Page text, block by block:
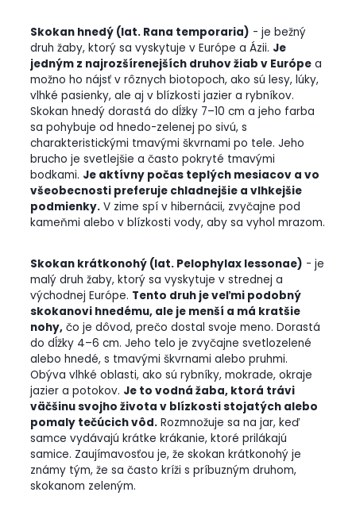
Skokan hnedý (lat. Rana temporaria) - je bežný
druh žaby, ktorý sa vyskytuje v Európe a Ázii. Je
jedným z najrozšírenejších druhov žiab v Európe a
možno ho nájsť v rôznych biotopoch, ako sú lesy, lúky,
vlhké pasienky, ale aj v blízkosti jazier a rybníkov.
Skokan hnedý dorastá do dĺžky 7–10 cm a jeho farba
sa pohybuje od hnedo-zelenej po sivú, s
charakteristickými tmavými škvrnami po tele. Jeho
brucho je svetlejšie a často pokryté tmavými
bodkami. Je aktívny počas teplých mesiacov a vo
všeobecnosti preferuje chladnejšie a vlhkejšie
podmienky. V zime spí v hibernácii, zvyčajne pod
kameňmi alebo v blízkosti vody, aby sa vyhol mrazom.
Skokan krátkonohý (lat. Pelophylax lessonae) - je
malý druh žaby, ktorý sa vyskytuje v strednej a
východnej Európe. Tento druh je veľmi podobný
skokanovi hnedému, ale je menší a má kratšie
nohy, čo je dôvod, prečo dostal svoje meno. Dorastá
do dĺžky 4–6 cm. Jeho telo je zvyčajne svetlozelené
alebo hnedé, s tmavými škvrnami alebo pruhmi.
Obýva vlhké oblasti, ako sú rybníky, mokrade, okraje
jazier a potokov. Je to vodná žaba, ktorá trávi
väčšinu svojho života v blízkosti stojatých alebo
pomaly tečúcich vôd. Rozmnožuje sa na jar, keď
samce vydávajú krátke krákanie, ktoré prilákajú
samice. Zaujímavosťou je, že skokan krátkonohý je
známy tým, že sa často kríži s príbuzným druhom,
skokanom zeleným.